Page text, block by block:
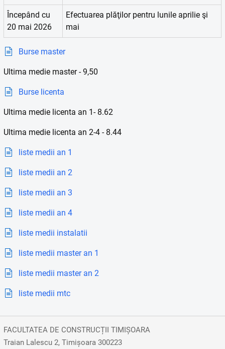
Începând cu
20 mai 2026
Efectuarea plăţilor pentru lunile aprilie şi
mai
Burse master
Ultima medie master - 9,50
Burse licenta
Ultima medie licenta an 1- 8.62
Ultima medie licenta an 2-4 - 8.44
liste medii an 1
liste medii an 2
liste medii an 3
liste medii an 4
liste medii instalatii
liste medii master an 1
liste medii master an 2
liste medii mtc
FACULTATEA DE CONSTRUCȚII TIMIȘOARA
Traian Lalescu 2, Timișoara 300223